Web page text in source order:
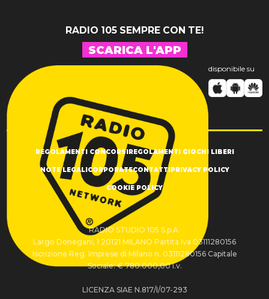
RADIO 105 SEMPRE CON TE!
SCARICA L'APP
disponibile su
REGOLAMENTI CONCORSI REGOLAMENTI GIOCHI LIBERI
NOTE LEGALI CORPORATECONTATTI PRIVACY POLICY
COOKIE POLICY
RADIO STUDIO 105 S.p.A.
Largo Donegani, 1 20121 MILANO Partita Iva 03111280156
Iscrizione Reg. Imprese di Milano n. 03111280156 Capitale
Sociale: € 780.000,00 i.v.
LICENZA SIAE N.817/I/07-293